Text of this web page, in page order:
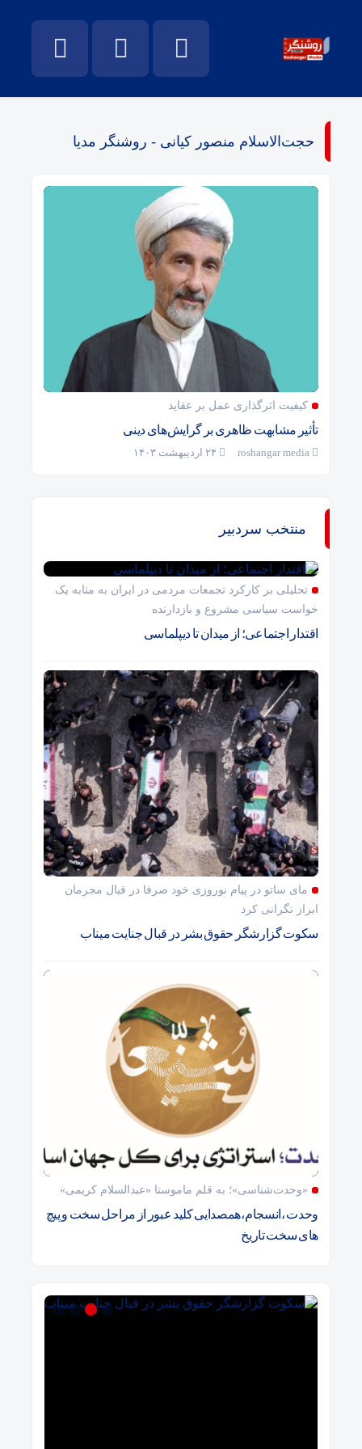
حجت‌الاسلام منصور کیانی - روشنگر مدیا
کیفیت اثرگذاری عمل بر عقاید
تأثیر مشابهت ظاهری بر گرایش‌های دینی
roshangar media
منتخب سردبیر
تحلیلی بر کارکرد تجمعات مردمی در ایران به مثابه یک
خواست سیاسی مشروع و بازدارنده
اقتدار اجتماعی؛ از میدان تا دیپلماسی
مای ساتو در پیام نوروزی خود صرفا در قبال مجرمان
ابراز نگرانی کرد
سکوت گزارشگر حقوق بشر در قبال جنایت میناب
«وحدت‌‌شناسی»؛ به قلم ماموستا «عبدالسلام کریمی»
وحدت ،انسجام،همصدایی کلید عبور از مراحل سخت و پیچ
های سخت تاریخ